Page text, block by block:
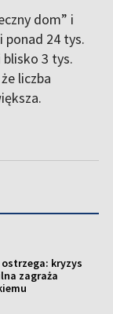
dom” i
ponad 24 tys.
3 tys.
liczba
kryzys
zagraża